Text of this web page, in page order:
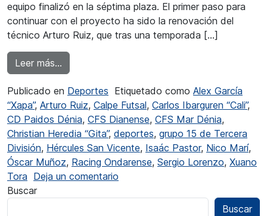
equipo finalizó en la séptima plaza. El primer paso para
continuar con el proyecto ha sido la renovación del
técnico Arturo Ruiz, que tras una temporada […]
Leer más…
Publicado en Deportes Etiquetado como Alex García
“Xapa”, Arturo Ruiz, Calpe Futsal, Carlos Ibarguren “Cali”,
CD Paidos Dénia, CFS Dianense, CFS Mar Dénia,
Christian Heredia “Gita”, deportes, grupo 15 de Tercera
División, Hércules San Vicente, Isaác Pastor, Nico Marí,
Óscar Muñoz, Racing Ondarense, Sergio Lorenzo, Xuano
Tora Deja un comentario
Buscar
Buscar